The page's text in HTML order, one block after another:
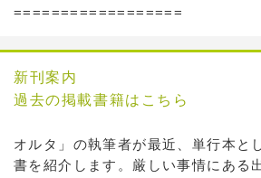
==================
新刊案内
過去の掲載書籍はこちら
オルタ」の執筆者が最近、単行本と
書を紹介します。厳しい事情にある